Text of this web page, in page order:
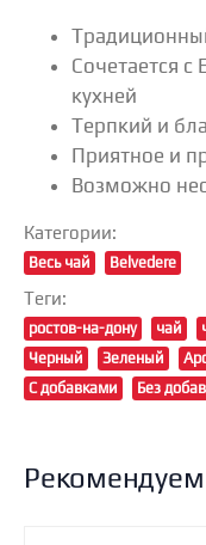
Сочетается с
кухней
Терпкий и
Приятное и
Возможно
Категории:
Весь чай Belvedere
Теги:
ростов-на-дону чай
Черный
Зеленый
С добавками
Без